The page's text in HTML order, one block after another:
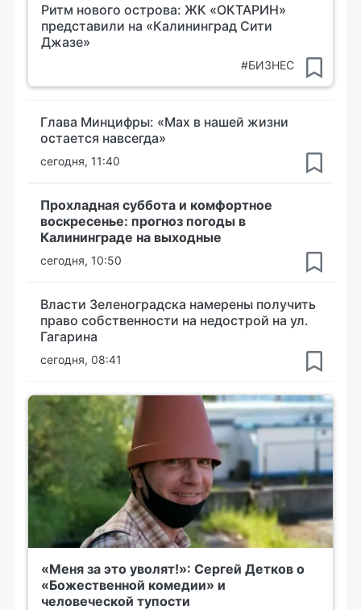
Ритм нового острова: ЖК «ОКТАРИН»
представили на «Калининград Сити
Джазе»
#БИЗНЕС
Глава Минцифры: «Мах в нашей жизни
остается навсегда»
сегодня, 11:40
Прохладная суббота и комфортное
воскресенье: прогноз погоды в
Калининграде на выходные
сегодня, 10:50
Власти Зеленоградска намерены получить
право собственности на недострой на ул.
Гагарина
сегодня, 08:41
«Меня за это уволят!»: Сергей Детков о
«Божественной комедии» и
человеческой тупости